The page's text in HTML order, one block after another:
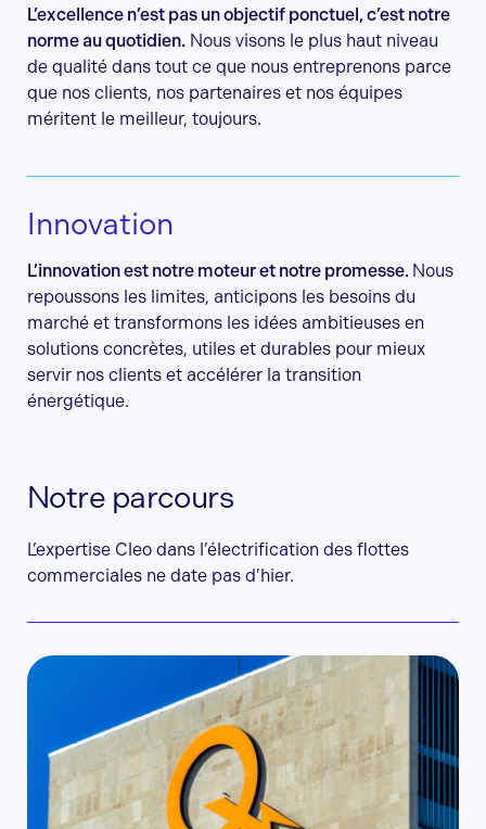
L’excellence n’est pas un objectif ponctuel, c’est notre
norme au quotidien. Nous visons le plus haut niveau
de qualité dans tout ce que nous entreprenons parce
que nos clients, nos partenaires et nos équipes
méritent le meilleur, toujours.
Innovation
L’innovation est notre moteur et notre promesse. Nous
repoussons les limites, anticipons les besoins du
marché et transformons les idées ambitieuses en
solutions concrètes, utiles et durables pour mieux
servir nos clients et accélérer la transition
énergétique.
Notre parcours
L’expertise Cleo dans l’électrification des flottes
commerciales ne date pas d’hier.